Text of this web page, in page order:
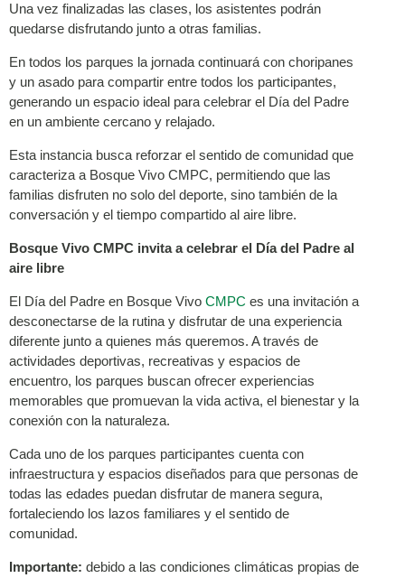
Una vez finalizadas las clases, los asistentes podrán
quedarse disfrutando junto a otras familias.
En todos los parques la jornada continuará con choripanes
y un asado para compartir entre todos los participantes,
generando un espacio ideal para celebrar el Día del Padre
en un ambiente cercano y relajado.
Esta instancia busca reforzar el sentido de comunidad que
caracteriza a Bosque Vivo CMPC, permitiendo que las
familias disfruten no solo del deporte, sino también de la
conversación y el tiempo compartido al aire libre.
Bosque Vivo CMPC invita a celebrar el Día del Padre al
aire libre
El Día del Padre en Bosque Vivo CMPC es una invitación a
desconectarse de la rutina y disfrutar de una experiencia
diferente junto a quienes más queremos. A través de
actividades deportivas, recreativas y espacios de
encuentro, los parques buscan ofrecer experiencias
memorables que promuevan la vida activa, el bienestar y la
conexión con la naturaleza.
Cada uno de los parques participantes cuenta con
infraestructura y espacios diseñados para que personas de
todas las edades puedan disfrutar de manera segura,
fortaleciendo los lazos familiares y el sentido de
comunidad.
Importante: debido a las condiciones climáticas propias de